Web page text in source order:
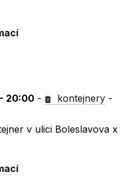
20:00 - kontejnery -
v ulici Boleslavova x